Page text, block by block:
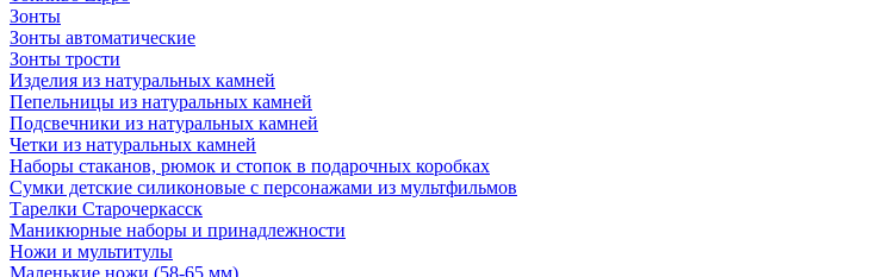
Зонты
Зонты автоматические
Зонты трости
Изделия из натуральных камней
Пепельницы из натуральных камней
Подсвечники из натуральных камней
Четки из натуральных камней
Наборы стаканов, рюмок и стопок в подарочных коробках
Сумки детские силиконовые с персонажами из мультфильмов
Тарелки Старочеркасск
Маникюрные наборы и принадлежности
Ножи и мультитулы
Маленькие ножи (58-65 мм)